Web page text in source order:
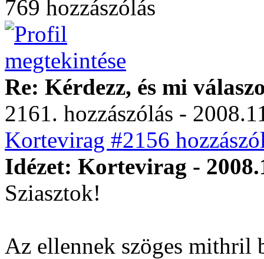
769 hozzászólás
Re: Kérdezz, és mi
2161. hozzászólás -
Kortevirag #2156
Idézet: Kortevirag -
Sziasztok!
Az ellennek szöges mithril